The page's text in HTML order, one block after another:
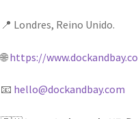
📍 Londres, Reino Unido.
🌐https://
📧 hello@dockandbay.com